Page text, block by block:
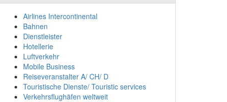
Airlines Intercontinental
Bahnen
Dienstleister
Hotellerie
Luftverkehr
Mobile Business
Reiseveranstalter A/ CH/ D
Touristische Dienste/ Touristic services
Verkehrsflughäfen weltweit